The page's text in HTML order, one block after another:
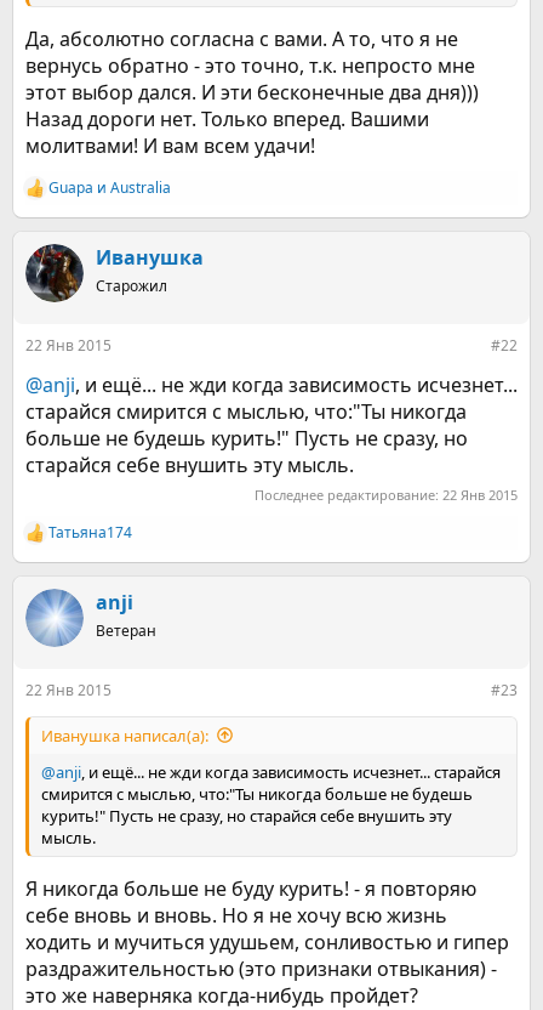
Да, абсолютно согласна с вами. А то, что я не
вернусь обратно - это точно, т.к. непросто мне
этот выбор дался. И эти бесконечные два дня)))
Назад дороги нет. Только вперед. Вашими
молитвами! И вам всем удачи!
Р
е
к
ц
и
Guapa и Australia
Иванушка
Старожил
22 Янв 2015 #22
@anji, и ещё... не жди когда зависимость исчезнет...
старайся смирится с мыслью, что:"Ты никогда
больше не будешь курить!" Пусть не сразу, но
старайся себе внушить эту мысль.
Последнее редактирование: 22 Янв 2015
Р
е
к
ц
и
Татьяна174
anji
Ветеран
22 Янв 2015 #23
Иванушка написал(а):
@anji , и ещё... не жди когда зависимость исчезнет... старайся
смирится с мыслью, что:"Ты никогда больше не будешь
курить!" Пусть не сразу, но старайся себе внушить эту
мысль.
Я никогда больше не буду курить! - я повторяю
себе вновь и вновь. Но я не хочу всю жизнь
ходить и мучиться удушьем, сонливостью и гипер
раздражительностью (это признаки отвыкания) -
это же наверняка когда-нибудь пройдет?